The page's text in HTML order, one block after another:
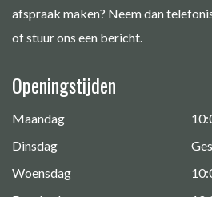
afspraak maken? Neem dan
of stuur ons een bericht.
Openingstijden
Maandag
Dinsdag
Woensdag